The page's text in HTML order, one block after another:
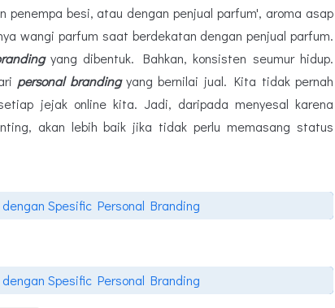
penempa besi, atau dengan penjual parfum', aroma asap
wangi parfum saat berdekatan dengan penjual parfum.
yang dibentuk. Bahkan, konsisten seumur hidup.
personal brandingyang bernilai jual. Kita tidak pernah
jejak online kita. Jadi, daripada menyesal karena
akan lebih baik jika tidak perlu memasang status
Spesific Personal Branding
Spesific Personal Branding